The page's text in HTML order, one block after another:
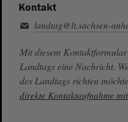
Kontakt
landtag@lt.sachsen-
Mit diesem
Landtags eine Nachricht.
des Landtags richten
direkte Kontaktaufnahme